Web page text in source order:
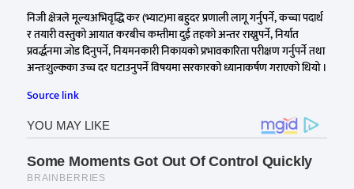
निजी क्षेत्रले मूल्यअभिवृद्धि कर (भ्याट)मा बहुदर प्रणाली लागू गर्नुपर्ने, कच्चा पदार्थ
र तयारी वस्तुको आयात करबीच कम्तीमा दुई तहको अन्तर राख्नुपर्ने, निर्यात
प्रवर्द्धनमा जोड दिनुपर्ने, नियमनकारी निकायको प्रभावकारिता परीक्षण गर्नुपर्ने तथा
अन्तःशुल्कका उच्च दर घटाउनुपर्ने विषयमा सरकारको ध्यानाकर्षण गराएको थियो ।
Source link